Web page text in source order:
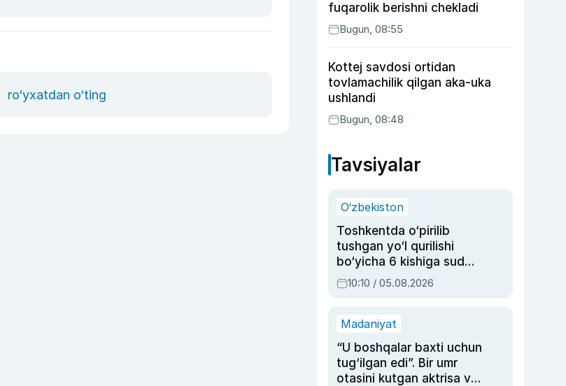
ro‘yxatdan o‘ting
fuqarolik berishni chekladi
Bugun, 08:55
Kottej savdosi ortidan
tovlamachilik qilgan aka-uka
ushlandi
Bugun, 08:48
Tavsiyalar
O‘zbekiston
Toshkentda o‘pirilib
tushgan yo‘l qurilishi
bo‘yicha 6 kishiga sud
hukmi o‘qildi
10:10 / 05.08.2026
Madaniyat
“U boshqalar baxti uchun
tug‘ilgan edi”. Bir umr
otasini kutgan aktrisa va